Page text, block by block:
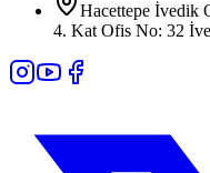
Hacettepe İvedik
4. Kat Ofis No: 32